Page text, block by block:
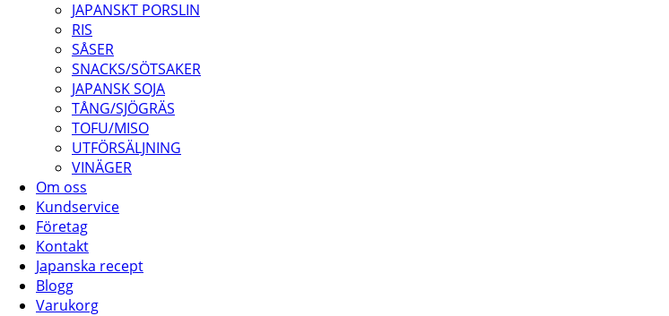
JAPANSKT PORSLIN
RIS
SÅSER
SNACKS/SÖTSAKER
JAPANSK SOJA
TÅNG/SJÖGRÄS
TOFU/MISO
UTFÖRSÄLJNING
VINÄGER
Om oss
Kundservice
Företag
Kontakt
Japanska recept
Blogg
Varukorg